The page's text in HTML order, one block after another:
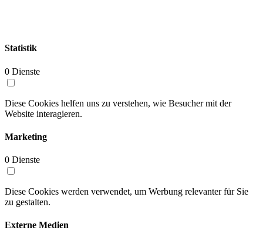
Statistik
0 Dienste
Diese Cookies helfen uns zu verstehen, wie Besucher mit der
Website interagieren.
Marketing
0 Dienste
Diese Cookies werden verwendet, um Werbung relevanter für Sie
zu gestalten.
Externe Medien